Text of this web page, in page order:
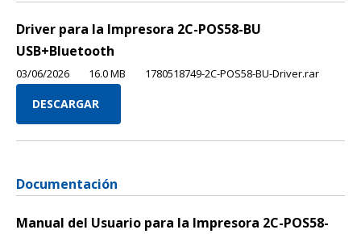
Driver para la Impresora 2C-POS58-BU
USB+Bluetooth
03/06/2026 16.0 MB 1780518749-2C-POS58-BU-Driver.rar
DESCARGAR
Documentación
Manual del Usuario para la Impresora 2C-POS58-